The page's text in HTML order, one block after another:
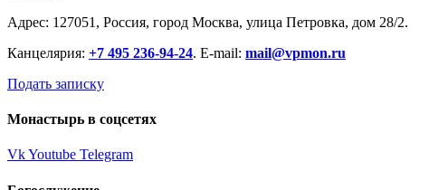
Адрес: 127051, Россия, город Москва, улица Петровка, дом 28/2.
Канцелярия: +7 495 236-94-24. E-mail: mail@vpmon.ru
Подать записку
Монастырь в соцсетях
VkYoutube Telegram